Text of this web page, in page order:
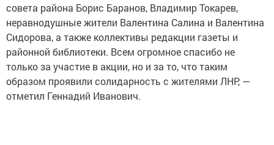
совета района Борис Баранов, Владимир Токарев,
неравнодушные жители Валентина Салина и Валентина
Сидорова, а также коллективы редакции газеты и
районной библиотеки. Всем огромное спасибо не
только за участие в акции, но и за то, что таким
образом проявили солидарность с жителями ЛНР, —
отметил Геннадий Иванович.